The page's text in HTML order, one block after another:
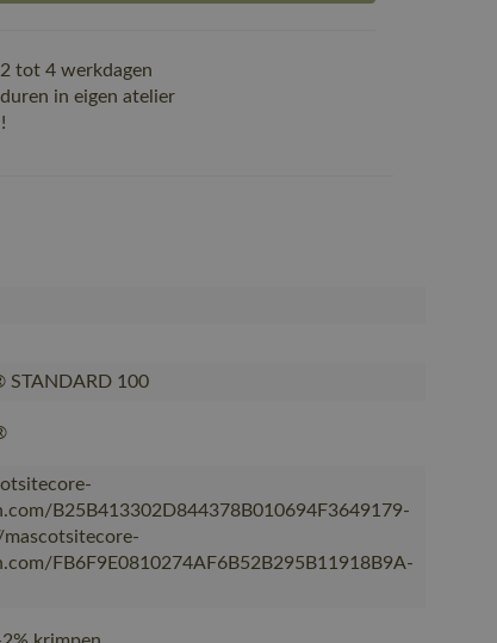
tot 4 werkdagen
in eigen atelier
STANDARD 100
B25B413302D844378B010694F3649179-
FB6F9E0810274AF6B52B295B11918B9A-